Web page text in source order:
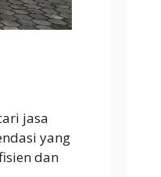
jasa
yang
dan